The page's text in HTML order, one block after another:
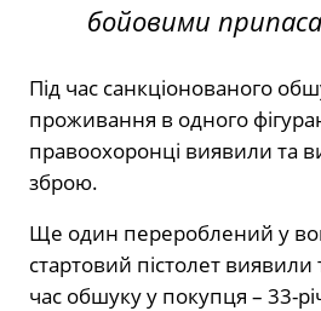
бойовими
Під час санкціонованого
проживання в одного
правоохоронці виявили та
зброю.
Ще один перероблений у
стартовий пістолет
час обшуку у покупця – 33-